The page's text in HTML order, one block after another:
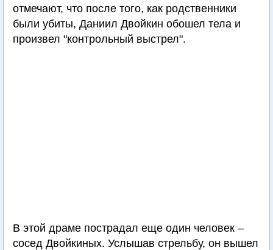
отмечают, что после того, как родственники
были убиты, Даниил Двойкин обошел тела и
произвел "контрольный выстрел".
В этой драме пострадал еще один человек –
сосед Двойкиных. Услышав стрельбу, он вышел